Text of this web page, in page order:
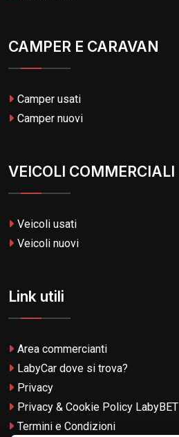
CAMPER E CARAVAN
Camper usati
Camper nuovi
VEICOLI COMMERCIALI
Veicoli usati
Veicoli nuovi
Link utili
Area commercianti
LabyCar dove si trova?
Privacy
Privacy & Cookie Policy LabyBET
Termini e Condizioni